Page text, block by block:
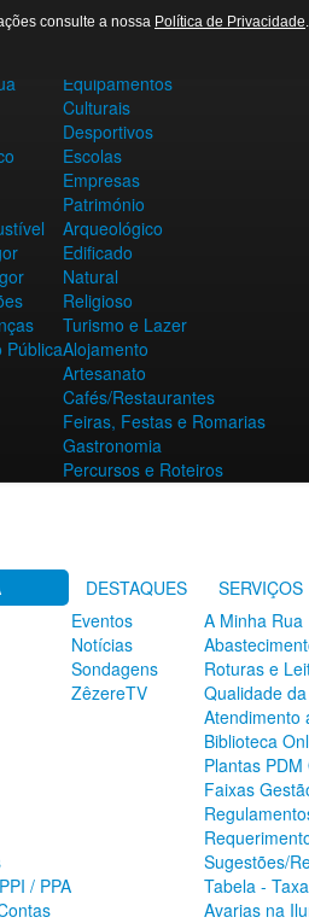
Pública
AREIAS E PIAS
Equipamentos
Culturais
Desportivos
Escolas
Empresas
Património
Arqueológico
Edificado
Natural
Religioso
Turismo e Lazer
Alojamento
Artesanato
Cafés/Restaurantes
Feiras, Festas e Romarias
Gastronomia
Percursos e Roteiros
/ PPA
DESTAQUES
Eventos
Notícias
Sondagens
ZêzereTV
SERVIÇOS
A Minha Rua
Roturas e
Qualidade
Atendimento
Biblioteca
Plantas PDM
Faixas
Sugestões/
Tabela -
Avarias na
consulte a nossa Política de Privacidade.